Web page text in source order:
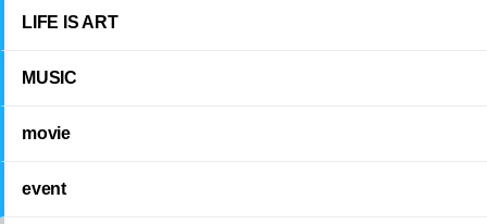
LIFE IS ART
MUSIC
movie
event